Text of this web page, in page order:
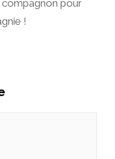
compagnon pour
!